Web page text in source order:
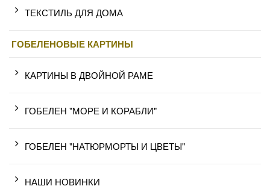
ТЕКСТИЛЬ ДЛЯ ДОМА
ГОБЕЛЕНОВЫЕ КАРТИНЫ
КАРТИНЫ В ДВОЙНОЙ РАМЕ
ГОБЕЛЕН "МОРЕ И КОРАБЛИ"
ГОБЕЛЕН "НАТЮРМОРТЫ И ЦВЕТЫ"
НАШИ НОВИНКИ